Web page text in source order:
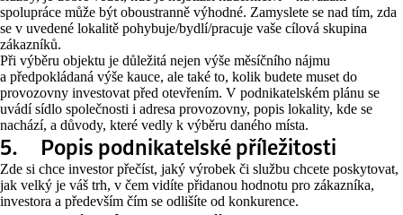
spolupráce může být oboustranně výhodné. Zamyslete se nad tím, zda
se v uvedené lokalitě pohybuje/bydlí/pracuje vaše cílová skupina
zákazníků.
Při výběru objektu je důležitá nejen výše měsíčního nájmu
a předpokládaná výše kauce, ale také to, kolik budete muset do
provozovny investovat před otevřením. V podnikatelském plánu se
uvádí sídlo společnosti i adresa provozovny, popis lokality, kde se
nachází, a důvody, které vedly k výběru daného místa.
5. Popis podnikatelské příležitosti
Zde si chce investor přečíst, jaký výrobek či službu chcete poskytovat,
jak velký je váš trh, v čem vidíte přidanou hodnotu pro zákazníka,
investora a především čím se odlišíte od konkurence.